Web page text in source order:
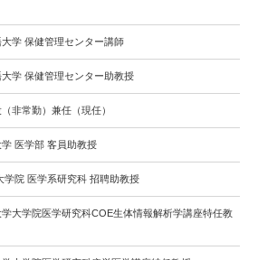
学 保健管理センター講師
学 保健管理センター助教授
非常勤）兼任（現任）
医学部 客員助教授
学院 医学系研究科 招聘助教授
大学院医学研究科COE生体情報解析学講座特任教